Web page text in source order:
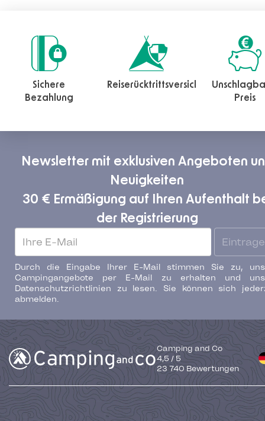
Sichere
Bezahlung
Reiserücktrittsversicherung
Preis
Newsletter mit exklusiven Angeboten
Neuigkeiten
30 € Ermäßigung auf Ihren Aufenthalt
der Registrierung
Durch die Eingabe Ihrer E-Mail stimmen Sie zu,
Campingangebote per E-Mail zu erhalten und
Datenschutzrichtlinien zu lesen. Sie können sich
abmelden.
Camping and Co
4,5 / 5
23 740 Bewertungen